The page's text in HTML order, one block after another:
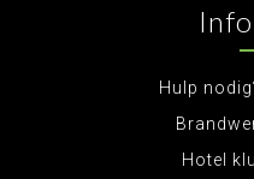
Hulp
Hotel